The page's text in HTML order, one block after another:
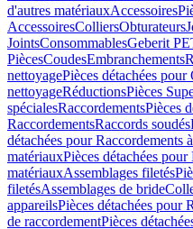
d'autres matériauxAccessoires
AccessoiresColliersObturateurs
JointsConsommablesGeberit PE
PiècesCoudesEmbranchements
nettoyagePièces détachées pour
nettoyageRéductionsPièces
spécialesRaccordementsPièces
RaccordementsRaccords soudés
détachées pour Raccordements
matériauxPièces détachées
matériauxAssemblages filetés
filetésAssemblages de bride
appareilsPièces détachées pour
de raccordementPièces